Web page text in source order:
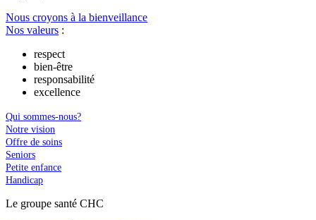
Nous croyons à la bienveillance
Nos valeurs :
respect
bien-être
responsabilité
excellence
Qui sommes-nous?
Notre vision
Offre de soins
Seniors
Petite enfance
Handicap
Le groupe santé CHC